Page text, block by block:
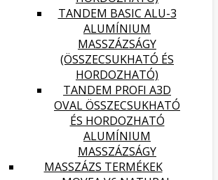
TANDEM BASIC ALU-3
ALUMÍNIUM
MASSZÁZSÁGY
(ÖSSZECSUKHATÓ ÉS
HORDOZHATÓ)
TANDEM PROFI A3D
OVAL ÖSSZECSUKHATÓ
ÉS HORDOZHATÓ
ALUMÍNIUM
MASSZÁZSÁGY
MASSZÁZS TERMÉKEK